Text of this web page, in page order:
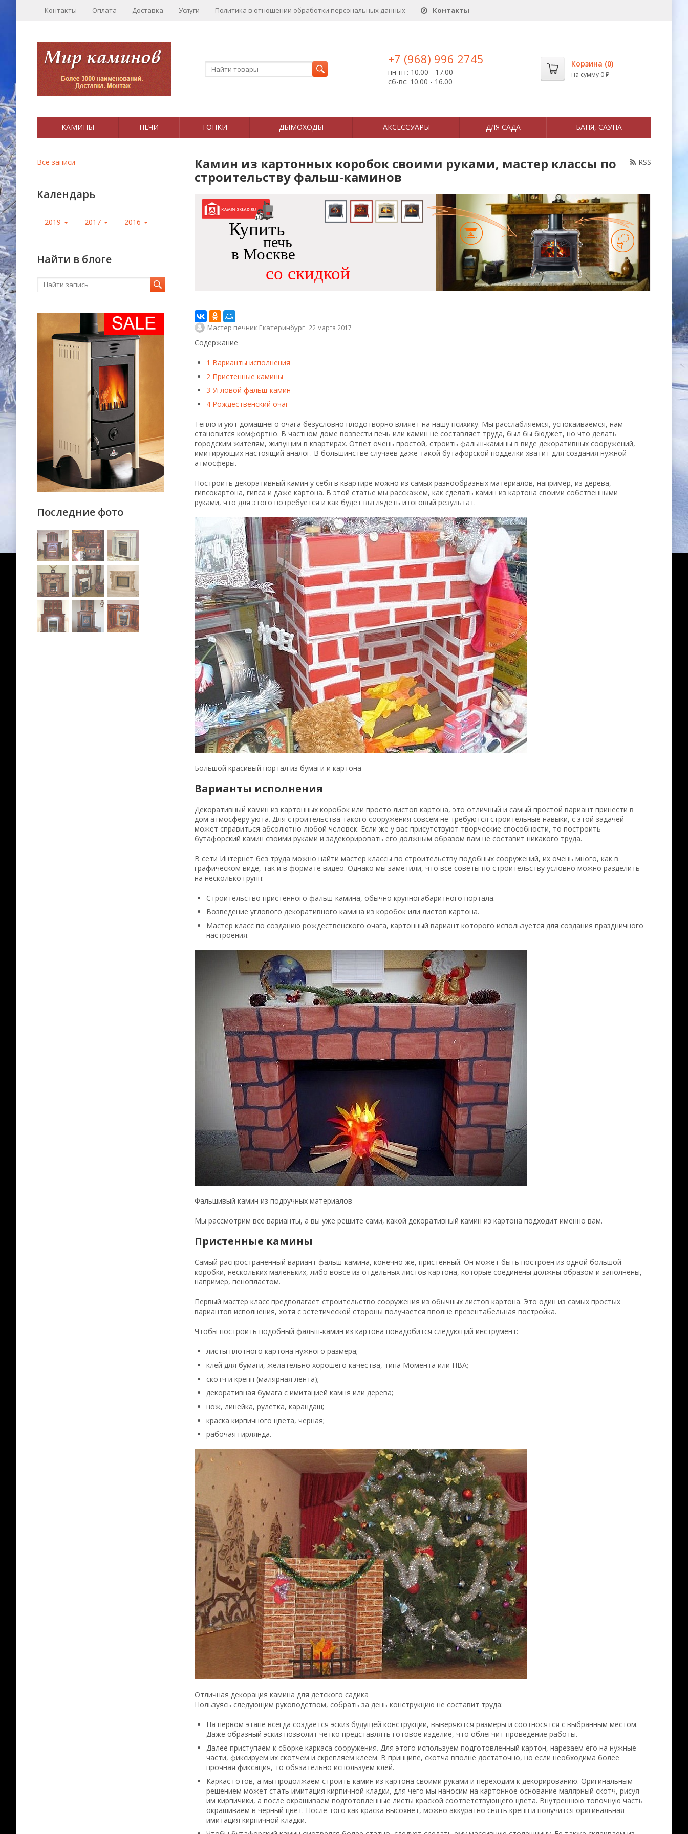
Контакты Оплата Доставка Услуги Политика в отношении обработки персональных данныx Контакты
+7 (968) 996 2745
пн-пт: 10.00 - 17.00
сб-вс: 10.00 - 16.00
Корзина (0)
на сумму 0 ₽
КАМИНЫ ПЕЧИ ТОПКИ ДЫМОХОДЫ АКСЕССУАРЫ ДЛЯ САДА БАНЯ, САУНА
Все записи
Календарь
2019 2017 2016
Найти в блоге
Последние фото
RSS
Камин из картонных коробок своими руками, мастер классы по
строительству фальш-каминов
Купить
печь
в Москве
со скидкой
Мастер печник Екатеринбург 22 марта 2017
Содержание
1 Варианты исполнения
2Пристенные камины
3 Угловой фальш-камин
4Рождественский очаг
Тепло и уют домашнего очага безусловно плодотворно влияет на нашу психику. Мы расслабляемся, успокаиваемся, нам
становится комфортно. В частном доме возвести печь или камин не составляет труда, был бы бюджет, но что делать
городским жителям, живущим в квартирах. Ответ очень простой, строить фальш-камины в виде декоративных сооружений,
имитирующих настоящий аналог. В большинстве случаев даже такой бутафорской подделки хватит для создания нужной
атмосферы.
Построить декоративный камин у себя в квартире можно из самых разнообразных материалов, например, из дерева,
гипсокартона, гипса и даже картона. В этой статье мы расскажем, как сделать камин из картона своими собственными
руками, что для этого потребуется и как будет выглядеть итоговый результат.
Большой красивый портал из бумаги и картона
Варианты исполнения
Декоративный камин из картонных коробок или просто листов картона, это отличный и самый простой вариант принести в
дом атмосферу уюта. Для строительства такого сооружения совсем не требуются строительные навыки, с этой задачей
может справиться абсолютно любой человек. Если же у вас присутствуют творческие способности, то построить
бутафорский камин своими руками и задекорировать его должным образом вам не составит никакого труда.
В сети Интернет без труда можно найти мастер классы по строительству подобных сооружений, их очень много, как в
графическом виде, так и в формате видео. Однако мы заметили, что все советы по строительству условно можно разделить
на несколько групп:
Строительство пристенного фальш-камина, обычно крупногабаритного портала.
Возведение углового декоративного камина из коробок или листов картона.
Мастер класс по созданию рождественского очага, картонный вариант которого используется для создания праздничного
настроения.
Фальшивый камин из подручных материалов
Мы рассмотрим все варианты, а вы уже решите сами, какой декоративный камин из картона подходит именно вам.
Пристенные камины
Самый распространенный вариант фальш-камина, конечно же, пристенный. Он может быть построен из одной большой
коробки, нескольких маленьких, либо вовсе из отдельных листов картона, которые соединены должны образом и заполнены,
например, пенопластом.
Первый мастер класс предполагает строительство сооружения из обычных листов картона. Это один из самых простых
вариантов исполнения, хотя с эстетической стороны получается вполне презентабельная постройка.
Чтобы построить подобный фальш-камин из картона понадобится следующий инструмент:
листы плотного картона нужного размера;
клей для бумаги, желательно хорошего качества, типа Момента или ПВА;
скотч и крепп (малярная лента);
декоративная бумага с имитацией камня или дерева;
нож, линейка, рулетка, карандаш;
краска кирпичного цвета, черная;
рабочая гирлянда.
Отличная декорация камина для детского садика
Пользуясь следующим руководством, собрать за день конструкцию не составит труда:
На первом этапе всегда создается эскиз будущей конструкции, выверяются размеры и соотносятся с выбранным местом.
Даже образный эскиз позволит четко представлять готовое изделие, что облегчит проведение работы.
Далее приступаем к сборке каркаса сооружения. Для этого используем подготовленный картон, нарезаем его на нужные
части, фиксируем их скотчем и скрепляем клеем. В принципе, скотча вполне достаточно, но если необходима более
прочная фиксация, то обязательно используем клей.
Каркас готов, а мы продолжаем строить камин из картона своими руками и переходим к декорированию. Оригинальным
решением может стать имитация кирпичной кладки, для чего мы наносим на картонное основание малярный скотч, рисуя
им кирпичики, а после окрашиваем подготовленные листы краской соответствующего цвета. Внутреннюю топочную часть
окрашиваем в черный цвет. После того как краска высохнет, можно аккуратно снять крепп и получится оригинальная
имитация кирпичной кладки.